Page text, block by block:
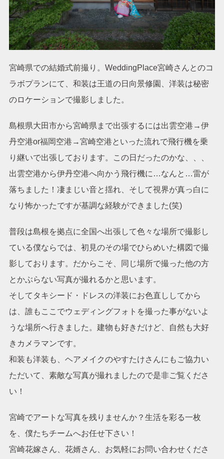
ギャラリー お客様の声
前撮りの衣装について
島根県のロケーションに
星降る森の写真館につい
て
受賞歴
ご依頼の流れ よくあるご質問
お問い合わせ
宮崎県での結婚式前撮り。WeddingPlace宮崎さんとのコ
ラボプランにて、和装は王道の日向景修園、洋装は秘密
のロケーションで撮影しました。
島根県大田市から宮崎県まで出張するには出雲空港→伊
丹空港or福岡空港→宮崎空港といった流れで飛行機を乗
り継いで出張しております。この日だったのかな、、、
出雲空港から伊丹空港へ向かう飛行機に…なんと…雷が
落ちました！凄まじい音と揺れ、そして視界が真っ白に
なり怖かったですが基調な経験ができました(笑)
普段は島根を拠点に全国へ出張して色々な場所で撮影し
ている僕ならでは、初見のその場でひらめいた構図で撮
影しております。だからこそ、同じ場所で撮った他の方
とかぶらない写真が撮れるかと思います。
そしてタキシード・ドレスの洋装にお色直ししてから
は、誰もここでウェディングフォトを撮った事がないよ
うな場所へ行きました。建物も好きだけど、自然も大好
きカメラマンです。
和装も洋装も、ヘアメイクのやすたけさんにもご協力い
ただいて、素敵な写真が撮れましたので是非ご覧くださ
い！
宮崎でアートな写真を残りませんか？生活を彩る一枚
を、僕たちチームへお任せ下さい！
宮崎花嫁さん、花婿さん、お気軽にお問い合わせくださ